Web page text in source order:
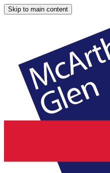
Skip to main content